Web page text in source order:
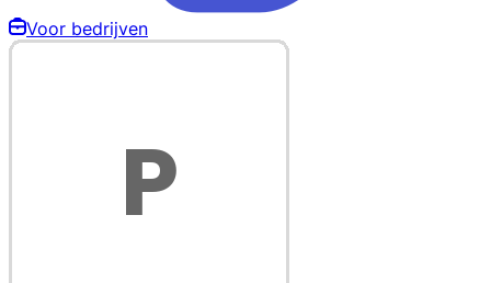
Voor bedrijven